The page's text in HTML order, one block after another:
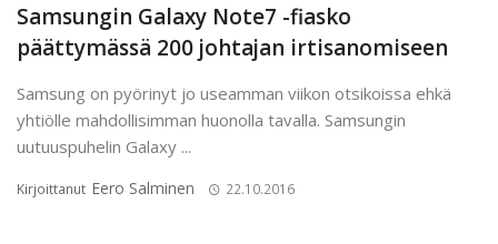
Samsungin Galaxy Note7 -fiasko
päättymässä 200 johtajan irtisanomiseen
Samsung on pyörinyt jo useamman viikon otsikoissa ehkä
yhtiölle mahdollisimman huonolla tavalla. Samsungin
uutuuspuhelin Galaxy ...
Kirjoittanut Eero Salminen 22.10.2016